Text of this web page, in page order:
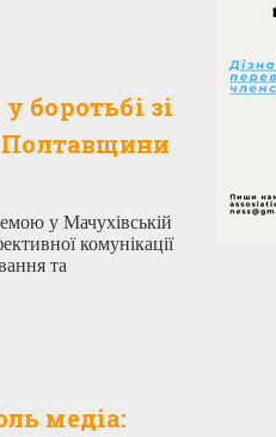
боротьбі зі
Полтавщини
у Мачухівській
комунікації
та
медіа: